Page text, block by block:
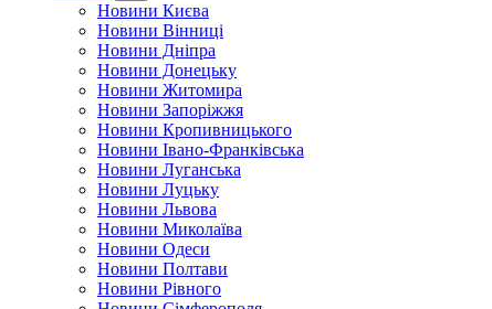
Новини Києва
Новини Вінниці
Новини Дніпра
Новини Донецьку
Новини Житомира
Новини Запоріжжя
Новини Кропивницького
Новини Івано-Франківська
Новини Луганська
Новини Луцьку
Новини Львова
Новини Миколаїва
Новини Одеси
Новини Полтави
Новини Рівного